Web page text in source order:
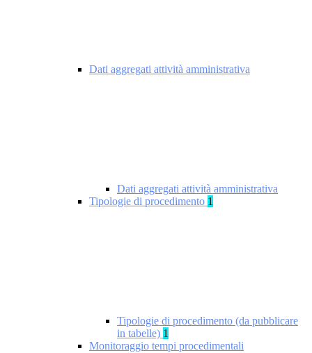
Dati aggregati attività amministrativa
Dati aggregati attività amministrativa
Tipologie di procedimento 1
Tipologie di procedimento (da pubblicare
in tabelle) 1
Monitoraggio tempi procedimentali